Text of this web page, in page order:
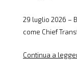
29 luglio 2026 –
come Chief
Continua a